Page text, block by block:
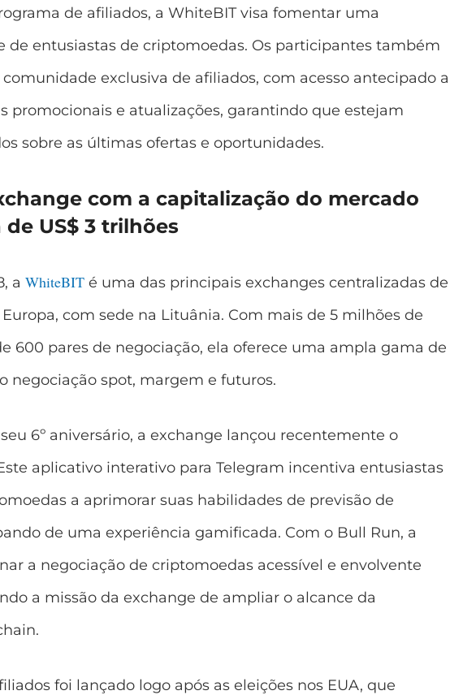
de afiliados, a WhiteBIT visa fomentar uma
de entusiastas de criptomoedas. Os participantes também
exclusiva de afiliados, com acesso antecipado a
promocionais e atualizações, garantindo que estejam
sobre as últimas ofertas e oportunidades.
com a capitalização do mercado
US$ 3 trilhões
a WhiteBIT é uma das principais exchanges centralizadas de
com sede na Lituânia. Com mais de 5 milhões de
600 pares de negociação, ela oferece uma ampla gama de
negociação spot, margem e futuros.
6º aniversário, a exchange lançou recentemente o
aplicativo interativo para Telegram incentiva entusiastas
a aprimorar suas habilidades de previsão de
de uma experiência gamificada. Com o Bull Run, a
a negociação de criptomoedas acessível e envolvente
a missão da exchange de ampliar o alcance da
foi lançado logo após as eleições nos EUA, que